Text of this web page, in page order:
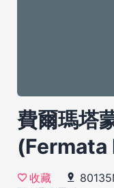
費爾瑪塔
(Fermata
收藏